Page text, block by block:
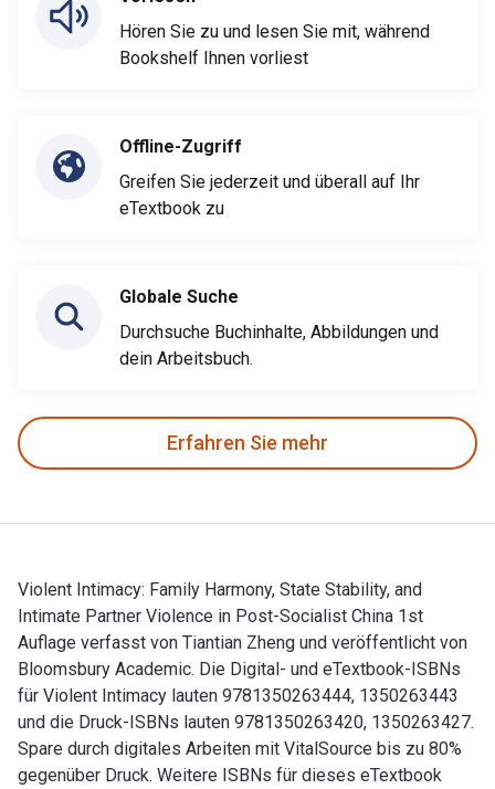
Hören Sie zu und lesen Sie mit, während
Bookshelf Ihnen vorliest
Offline-Zugriff
Greifen Sie jederzeit und überall auf Ihr
eTextbook zu
Globale Suche
Durchsuche Buchinhalte, Abbildungen und
dein Arbeitsbuch.
Erfahren Sie mehr
Violent Intimacy: Family Harmony, State Stability, and
Intimate Partner Violence in Post-Socialist China 1st
Auflage verfasst von Tiantian Zheng und veröffentlicht von
Bloomsbury Academic. Die Digital- und eTextbook-ISBNs
für Violent Intimacy lauten 9781350263444, 1350263443
und die Druck-ISBNs lauten 9781350263420, 1350263427.
Spare durch digitales Arbeiten mit VitalSource bis zu 80%
gegenüber Druck. Weitere ISBNs für dieses eTextbook